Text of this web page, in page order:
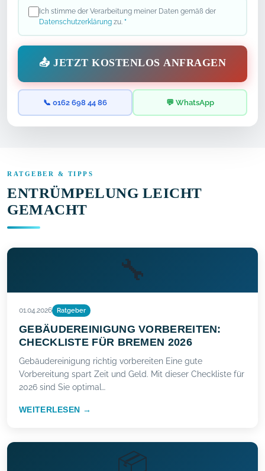
Ich stimme der Verarbeitung meiner Daten gemäß der
Datenschutzerklärungzu. *
📤 JETZT KOSTENLOS ANFRAGEN
📞 0162 698 44 86 💬 WhatsApp
RATGEBER & TIPPS
ENTRÜMPELUNG LEICHT
GEMACHT
🔧
01.04.2026 Ratgeber
GEBÄUDEREINIGUNG VORBEREITEN:
CHECKLISTE FÜR BREMEN 2026
Gebäudereinigung richtig vorbereiten Eine gute
Vorbereitung spart Zeit und Geld. Mit dieser Checkliste für
2026 sind Sie optimal…
WEITERLESEN →